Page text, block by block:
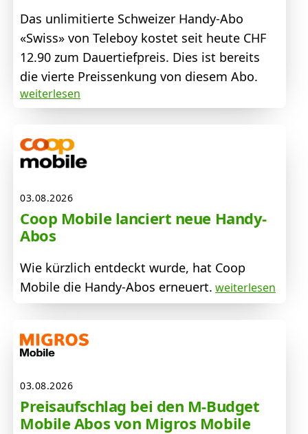
Das unlimitierte Schweizer Handy-Abo
«Swiss» von Teleboy kostet seit heute CHF
12.90 zum Dauertiefpreis. Dies ist bereits
die vierte Preissenkung von diesem Abo.
weiterlesen
03.08.2026
Coop Mobile lanciert neue Handy-
Abos
Wie kürzlich entdeckt wurde, hat Coop
Mobile die Handy-Abos erneuert. weiterlesen
03.08.2026
Preisaufschlag bei den M-Budget
Mobile Abos von Migros Mobile